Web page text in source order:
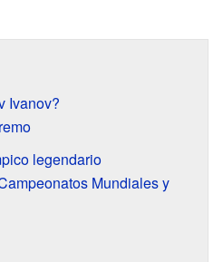
Ivanov?
legendario
Mundiales y